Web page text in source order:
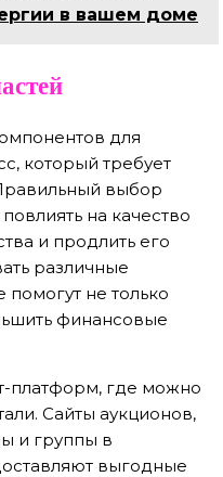
в вашем доме
для
который требует
выбор
на качество
и продлить его
различные
не только
финансовые
платформ, где можно
Сайты аукционов,
и группы в
выгодные